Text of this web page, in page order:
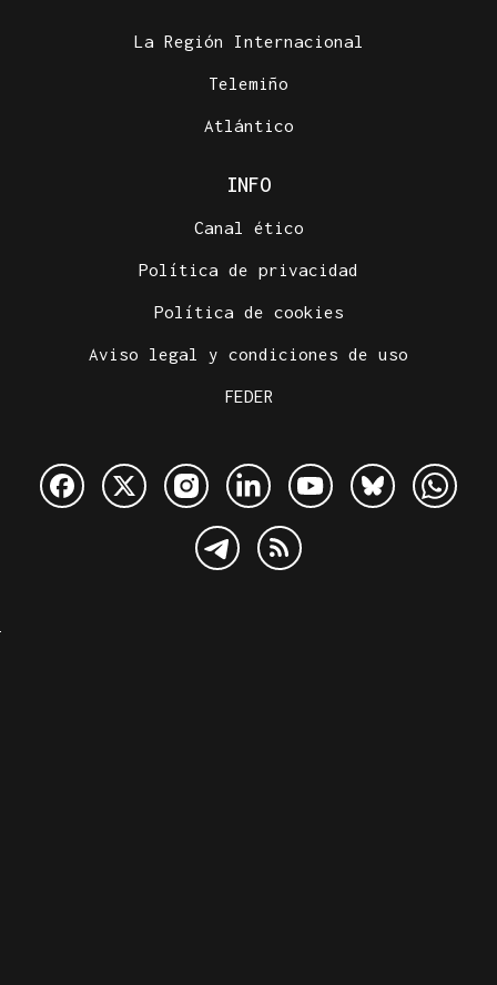
La Región Internacional
Telemiño
Atlántico
INFO
Canal ético
Política de privacidad
Política de cookies
Aviso legal y condiciones de uso
FEDER